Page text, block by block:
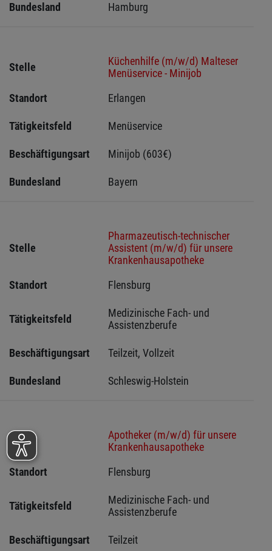
Bundesland Hamburg
Stelle
Küchenhilfe (m/w/d) Malteser
Menüservice - Minijob
Standort
Erlangen
Tätigkeitsfeld Menüservice
Beschäftigungsart Minijob (603€)
Bundesland Bayern
Stelle
Pharmazeutisch-technischer
Assistent (m/w/d) für unsere
Krankenhausapotheke
Standort
Flensburg
Tätigkeitsfeld
Medizinische Fach- und
Assistenzberufe
Beschäftigungsart Teilzeit, Vollzeit
Bundesland Schleswig-Holstein
Stelle
Apotheker (m/w/d) für unsere
Krankenhausapotheke
Standort
Flensburg
Tätigkeitsfeld
Medizinische Fach- und
Assistenzberufe
Beschäftigungsart Teilzeit